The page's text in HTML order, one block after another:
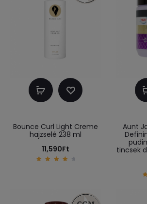
Kosárba
Bounce Curl Light Creme
hajzselé 238 ml
11,590Ft
Aunt
tincsek